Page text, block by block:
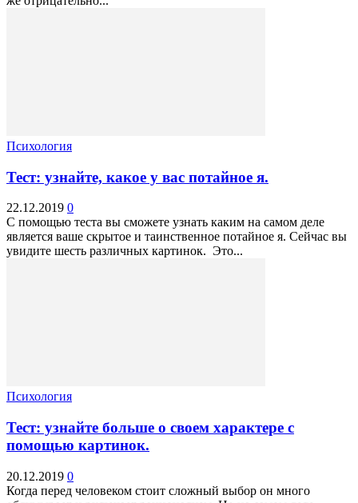
Психология
Тест: узнайте, какое у вас потайное я.
22.12.2019 0
С помощью теста вы сможете узнать каким на самом деле
является ваше скрытое и таинственное потайное я. Сейчас вы
увидите шесть различных картинок. Это...
Психология
Тест: узнайте больше о своем характере с
помощью картинок.
20.12.2019 0
Когда перед человеком стоит сложный выбор он много